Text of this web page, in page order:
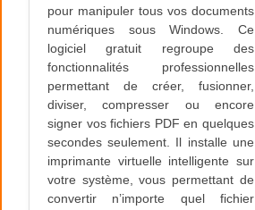
pour manipuler tous vos documents
numériques sous Windows. Ce
logiciel gratuit regroupe des
fonctionnalités professionnelles
permettant de créer, fusionner,
diviser, compresser ou encore
signer vos fichiers PDF en quelques
secondes seulement. Il installe une
imprimante virtuelle intelligente sur
votre système, vous permettant de
convertir n’importe quel fichier